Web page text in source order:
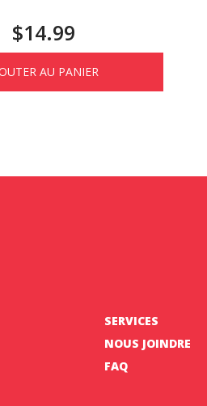
$14.99
AU PANIER
SERVICES
NOUS JOINDRE
FAQ